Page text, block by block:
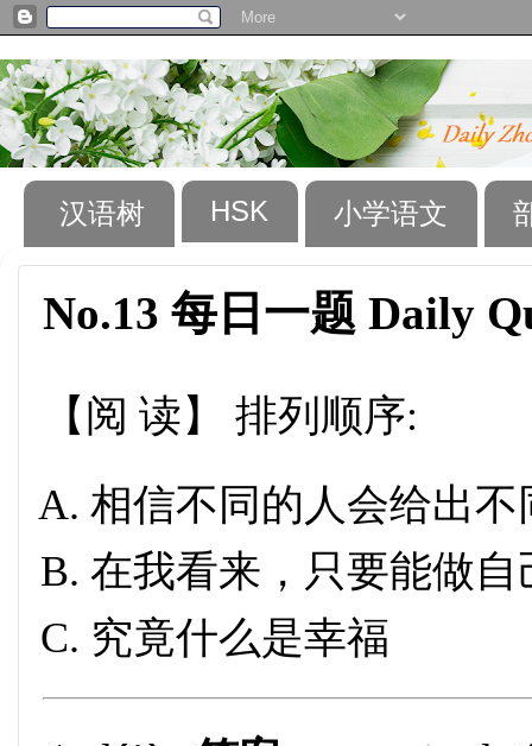
汉语树 HSK 小学语文
No.13 每日一题 Daily
【阅 读】 排列顺序:
相信不同的人会给出不
在我看来，只要能做
究竟什么是幸福